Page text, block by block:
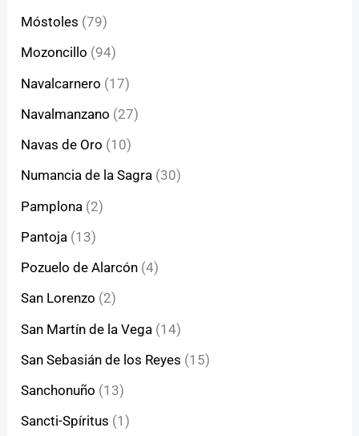
Móstoles (79)
Mozoncillo (94)
Navalcarnero (17)
Navalmanzano (27)
Navas de Oro (10)
Numancia de la Sagra (30)
Pamplona (2)
Pantoja (13)
Pozuelo de Alarcón (4)
San Lorenzo (2)
San Martín de la Vega (14)
San Sebasián de los Reyes (15)
Sanchonuño (13)
Sancti-Spíritus (1)